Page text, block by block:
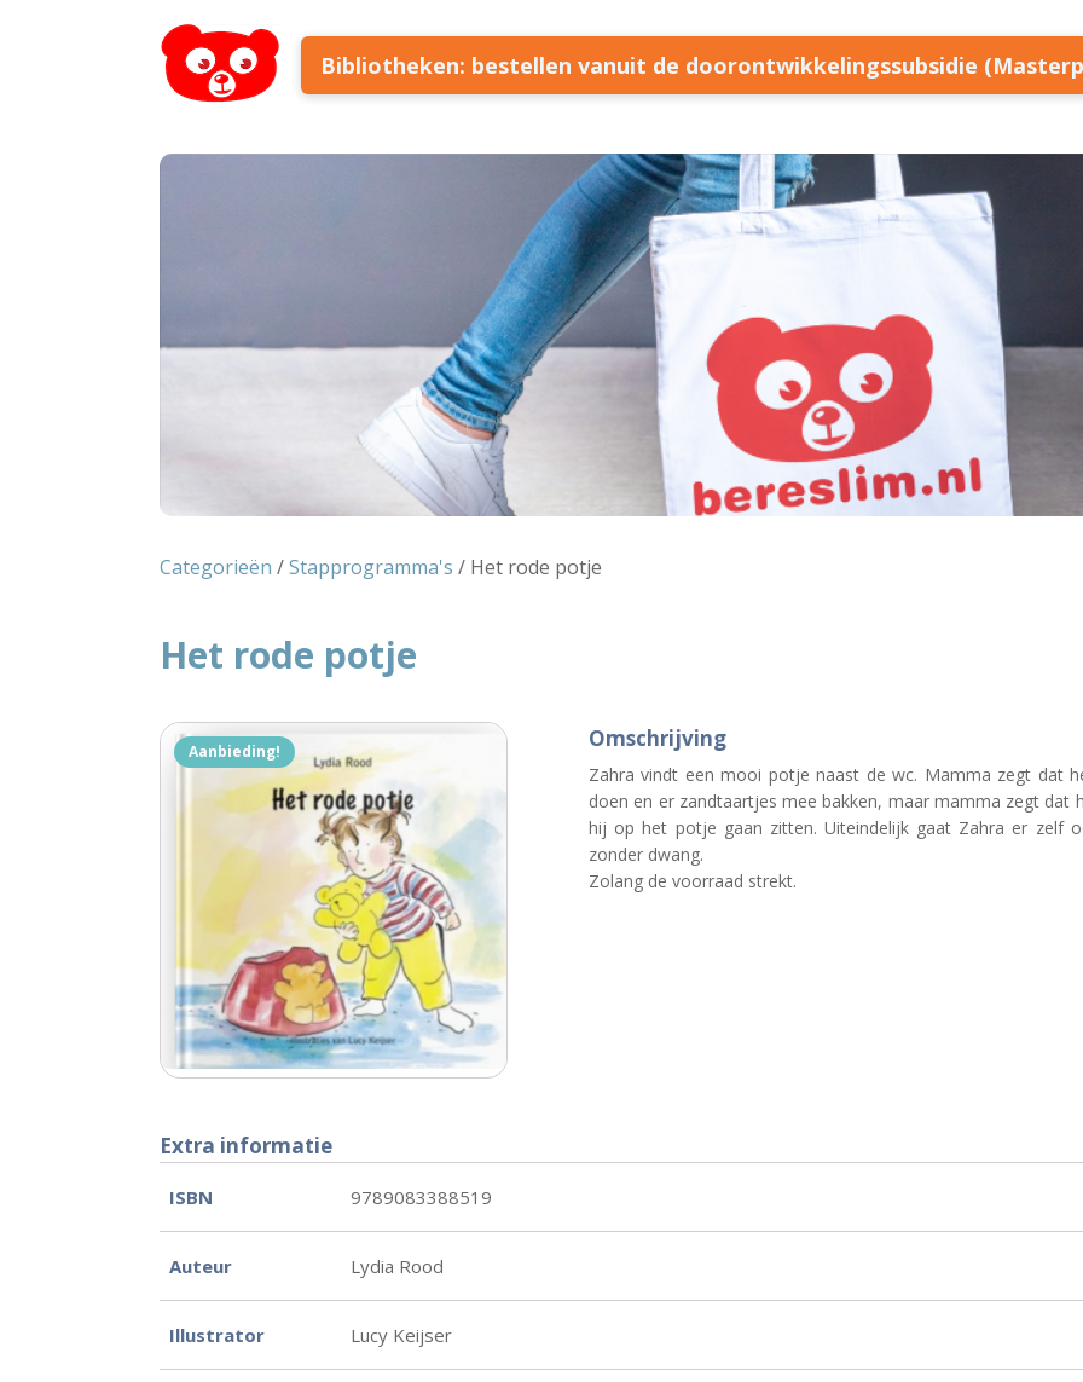
Bibliotheken: bestellen vanuit de doorontwikkelingssubsidie
Categorieën /Stapprogramma's / Het rode potje
Het rode potje
Aanbieding! Omschrijving
Zahra vindt een mooi potje naast de wc. Mamma zegt dat
doen en er zandtaartjes mee bakken, maar mamma zegt dat
hij op het potje gaan zitten. Uiteindelijk gaat Zahra er zelf
zonder dwang.
Zolang de voorraad strekt.
Extra informatie
ISBN 9789083388519
Auteur Lydia Rood
Illustrator Lucy Keijser